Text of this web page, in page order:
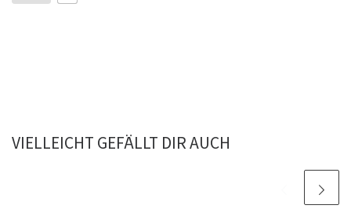
VIELLEICHT GEFÄLLT DIR AUCH